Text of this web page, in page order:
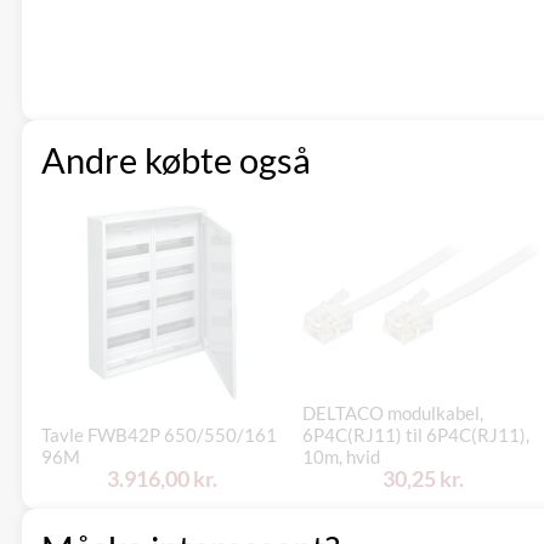
Andre købte også
Tavle FWB42P 650/550/161
96M
3.916,00 kr.
DELTACO modulkabel,
6P4C(RJ11) til 6P4C(RJ11),
10m, hvid
30,25 kr.